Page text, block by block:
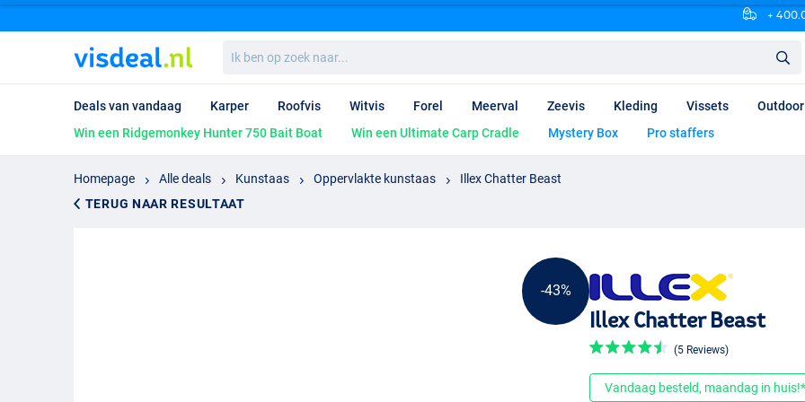
+
ben
op
naar...
Deals van vandaag Karper Roofvis Witvis Forel Meerval Zeevis Kleding Vissets Outdoor
Win een Ridgemonkey Hunter 750 Bait Boat
Win een Ultimate Carp Cradle Mystery Box Pro staffers
Homepage Alle deals Kunstaas Oppervlakte kunstaas
Illex Chatter Beast
TERUG NAAR RESULTAAT
-43%
Illex Chatter Beast
(5 Reviews)
Vandaag besteld, maandag in huis!*